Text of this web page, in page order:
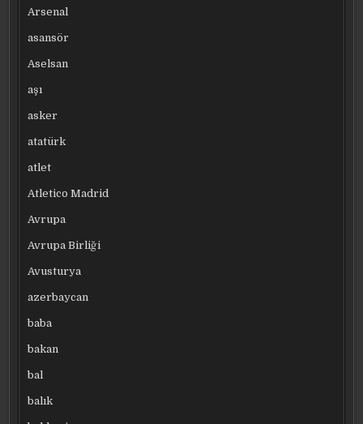
Arsenal
asansör
Aselsan
aşı
asker
atatürk
atlet
Atletico Madrid
Avrupa
Avrupa Birliği
Avusturya
azerbaycan
baba
bakan
bal
balık